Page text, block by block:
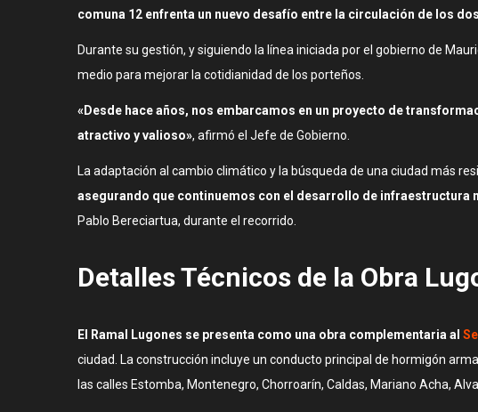
comuna 12 enfrenta un nuevo desafío entre la circulación de los
Durante su gestión, y siguiendo la línea iniciada por el gobierno de
medio para mejorar la cotidianidad de los porteños.
«Desde hace años, nos embarcamos en un proyecto de
atractivo y valioso», afirmó el Jefe de Gobierno.
La adaptación al cambio climático y la búsqueda de una ciudad más
asegurando que continuemos con el desarrollo de infraestructura
Pablo Bereciartua, durante el recorrido.
Detalles Técnicos de la Obra
El Ramal Lugones se presenta como una obra complementaria al
ciudad. La construcción incluye un conducto principal de hormigón
las calles Estomba, Montenegro, Chorroarín, Caldas, Mariano Acha,